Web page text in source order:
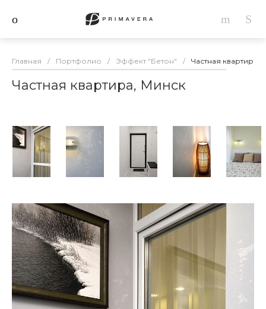
Главная / Портфолио / Эффект "Бетон" / Частная квартира,
Частная квартира, Минск